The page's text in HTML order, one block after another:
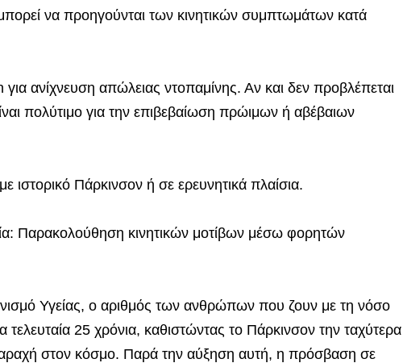
να προηγούνται των κινητικών συμπτωμάτων κατά
για ανίχνευση απώλειας ντοπαμίνης. Αν και δεν προβλέπεται
πολύτιμο για την επιβεβαίωση πρώιμων ή αβέβαιων
ιστορικό Πάρκινσον ή σε ερευνητικά πλαίσια.
Παρακολούθηση κινητικών μοτίβων μέσω φορητών
Υγείας, ο αριθμός των ανθρώπων που ζουν με τη νόσο
τελευταία 25 χρόνια, καθιστώντας το Πάρκινσον την ταχύτερα
στον κόσμο. Παρά την αύξηση αυτή, η πρόσβαση σε